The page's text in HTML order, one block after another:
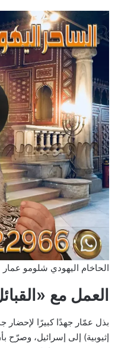
الحاخام اليهودي شلومو عمار
العمل مع
بذل عمّار جهدًا كبيرًا
إثيوبية) إلى إسرائيل،